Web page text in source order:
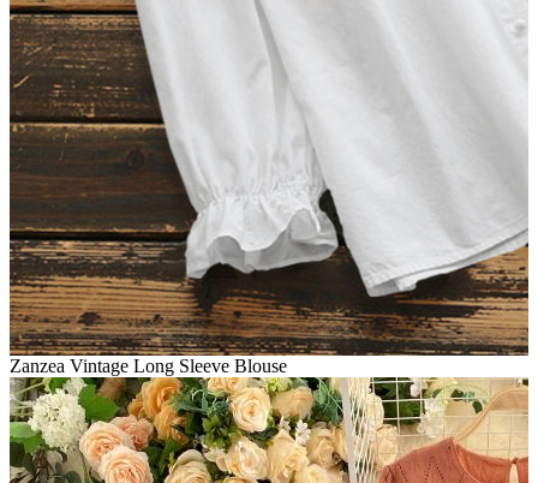
Zanzea Vintage Long Sleeve Blouse